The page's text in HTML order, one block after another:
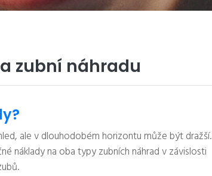
zubní náhradu
ale v dlouhodobém horizontu může být dražší.
náklady na oba typy zubních náhrad v závislosti